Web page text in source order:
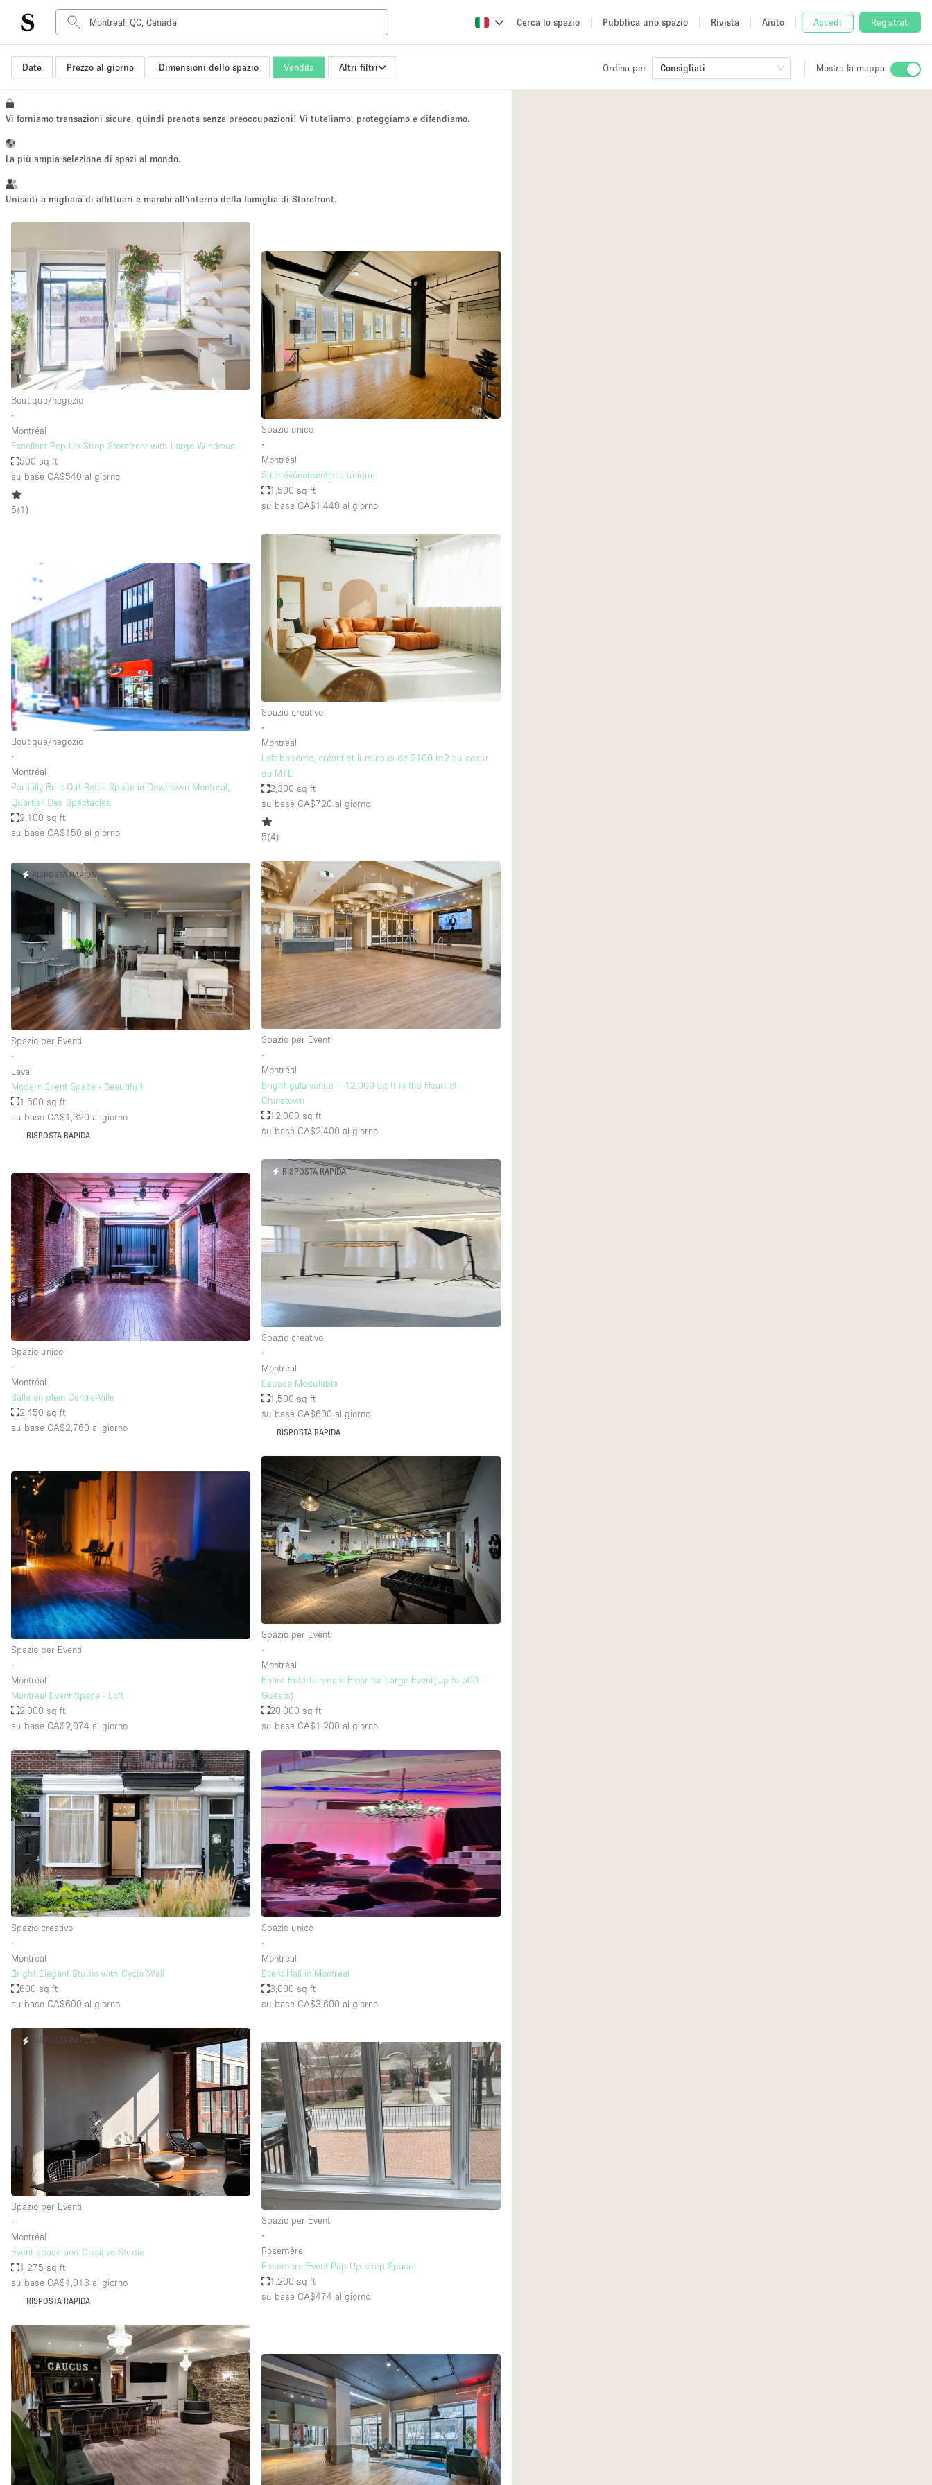
Cerca lo spazio Pubblica uno spazio Rivista Aiuto Accedi Registrati
Date Prezzo al giorno Dimensioni dello spazio Vendita Altri filtri Ordina per Consigliati Mostra la mappa
Tipo di spazio Acquista Condividi
Boutique/negozio
Salone
Spazio hall
Spazio pubblicitario
Stand / Bancarella
Studio fotografico / riprese
Uffici
Accesso per disabili
Banconi
Camere Multiple
Concierge
Elettricità
Giardino
Impianto audiovisivo
Internet
Livello strada
Terrace
Vetrina
Water Access
Piano/Accesso Seminterrato
Piano terra su strada
Terrazza
Vi forniamo transazioni sicure, quindi prenota senza preoccupazioni! Vi tuteliamo, proteggiamo e difendiamo.
La più ampia selezione di spazi al mondo.
Unisciti a migliaia di affittuari e marchi all'interno della famiglia di Storefront.
Boutique/negozio
∙
Montréal
Excellent Pop-Up Shop Storefront with Large Windows
500 sq ft
su base CA$540 al giorno
5(1 )
Spazio unico
∙
Montréal
Salle événementielle unique
1,500 sq ft
su base CA$1,440 al giorno
Boutique/negozio
∙
Montréal
Partially Built-Out Retail Space in Downtown Montreal,
Quartier Des Spectacles
2,100 sq ft
su base CA$150 al giorno
Spazio creativo
∙
Montreal
Loft bohème, créatif et lumineux de 2100 m2 au coeur
de MTL
2,300 sq ft
su base CA$720 al giorno
5(4)
RISPOSTA RAPIDA
Spazio per Eventi
∙
Laval
Modern Event Space - Beautiful!
1,500 sq ft
su base CA$1,320 al giorno
RISPOSTA RAPIDA
Spazio per Eventi
∙
Montréal
Bright gala venue – 12,000 sq ft in the Heart of
Chinatown
12,000 sq ft
su base CA$2,400 al giorno
Spazio unico
∙
Montréal
Salle en plein Centre-Ville
2,450 sq ft
su base CA$2,760 al giorno
RISPOSTA RAPIDA
Spazio creativo
∙
Montréal
Espace Modulable
1,500 sq ft
su base CA$600 al giorno
RISPOSTA RAPIDA
Spazio per Eventi
∙
Montréal
Montreal Event Space - Loft
2,000 sq ft
su base CA$2,074 al giorno
Spazio per Eventi
∙
Montréal
Entire Entertainment Floor for Large Event(Up to 500
Guests)
20,000 sq ft
su base CA$1,200 al giorno
Spazio creativo
∙
Montreal
Bright Elegant Studio with Cyclo Wall
600 sq ft
su base CA$600 al giorno
Spazio unico
∙
Montréal
Event Hall in Montreal
3,000 sq ft
su base CA$3,600 al giorno
RISPOSTA RAPIDA
Spazio per Eventi
∙
Montréal
Event space and Creative Studio
1,275 sq ft
su base CA$1,013 al giorno
RISPOSTA RAPIDA
Spazio per Eventi
∙
Rosemère
Rosemere Event Pop Up shop Space
1,200 sq ft
su base CA$474 al giorno